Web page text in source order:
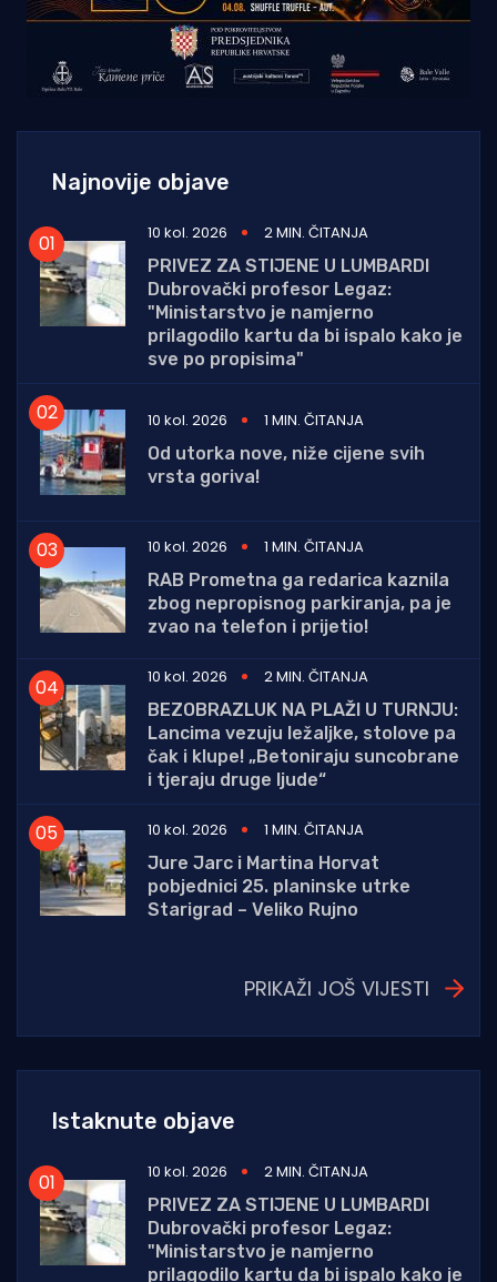
Najnovije objave
10 kol. 2026
2 MIN. ČITANJA
PRIVEZ ZA STIJENE U LUMBARDI
Dubrovački profesor Legaz:
"Ministarstvo je namjerno
prilagodilo kartu da bi ispalo kako je
sve po propisima"
10 kol. 2026
1 MIN. ČITANJA
Od utorka nove, niže cijene svih
vrsta goriva!
10 kol. 2026
1 MIN. ČITANJA
RAB Prometna ga redarica kaznila
zbog nepropisnog parkiranja, pa je
zvao na telefon i prijetio!
10 kol. 2026
2 MIN. ČITANJA
BEZOBRAZLUK NA PLAŽI U TURNJU:
Lancima vezuju ležaljke, stolove pa
čak i klupe! „Betoniraju suncobrane
i tjeraju druge ljude“
10 kol. 2026
1 MIN. ČITANJA
Jure Jarc i Martina Horvat
pobjednici 25. planinske utrke
Starigrad – Veliko Rujno
PRIKAŽI JOŠ VIJESTI
Istaknute objave
10 kol. 2026
2 MIN. ČITANJA
PRIVEZ ZA STIJENE U LUMBARDI
Dubrovački profesor Legaz:
"Ministarstvo je namjerno
prilagodilo kartu da bi ispalo kako je